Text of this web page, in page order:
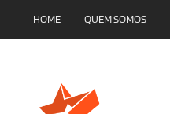
HOME QUEM SOMOS